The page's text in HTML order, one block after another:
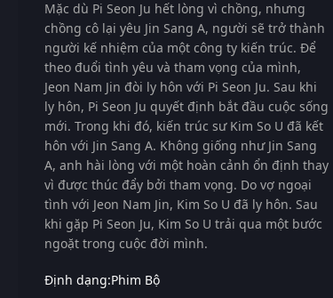
Mặc dù Pi Seon Ju hết lòng vì chồng, nhưng
chồng cô lại yêu Jin Sang A, người sẽ trở thành
người kế nhiệm của một công ty kiến ​​trúc. Để
theo đuổi tình yêu và tham vọng của mình,
Jeon Nam Jin đòi ly hôn với Pi Seon Ju. Sau khi
ly hôn, Pi Seon Ju quyết định bắt đầu cuộc sống
mới. Trong khi đó, kiến ​​trúc sư Kim So U đã kết
hôn với Jin Sang A. Không giống như Jin Sang
A, anh hài lòng với một hoàn cảnh ổn định thay
vì được thúc đẩy bởi tham vọng. Do vợ ngoại
tình với Jeon Nam Jin, Kim So U đã ly hôn. Sau
khi gặp Pi Seon Ju, Kim So U trải qua một bước
ngoặt trong cuộc đời mình.
Định dạng:Phim Bộ